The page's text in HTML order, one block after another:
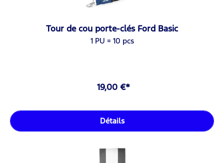
Tour de cou porte-clés Ford Basic
1 PU = 10 pcs
19,00 €*
Détails